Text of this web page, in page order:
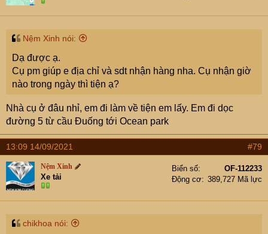
Nệm Xinh nói:
Dạ được ạ.
Cụ pm giúp e địa chỉ và sdt nhận hàng nha. Cụ nhận giờ
nào trong ngày thì tiện ạ?
Nhà cụ ở đâu nhỉ, em đi làm về tiện em lấy. Em đi dọc
đường 5 từ cầu Đuống tới Ocean park
13:09 14/09/2021 #79
Nệm Xinh
Xe tải
Biển số
OF-112233
Động cơ
389,727 Mã lực
chikhoa nói: